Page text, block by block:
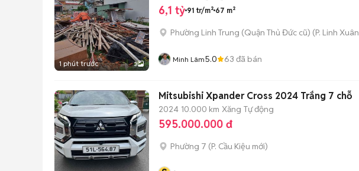
1 phút trước 3
6,1 tỷ 91 tr/m² 67 m²
Phường Linh Trung (Quận Thủ Đức cũ) (P. Linh Xuân
Minh Lâm5.0 63 đã bán
Mitsubishi Xpander Cross 2024 Trắng 7 chỗ
2024 10.000 km Xăng Tự động
595.000.000 đ
Phường 7 (P. Cầu Kiệu mới)